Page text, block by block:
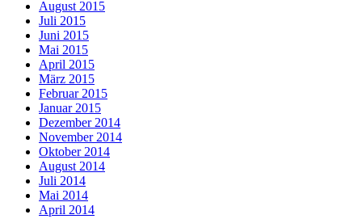
August 2015
Juli 2015
Juni 2015
Mai 2015
April 2015
März 2015
Februar 2015
Januar 2015
Dezember 2014
November 2014
Oktober 2014
August 2014
Juli 2014
Mai 2014
April 2014